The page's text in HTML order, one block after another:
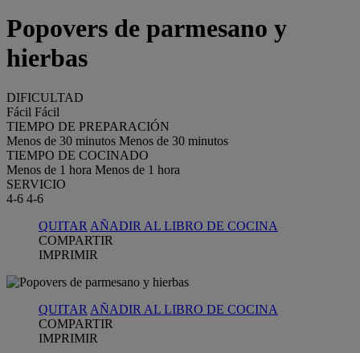
Popovers de parmesano y
hierbas
DIFICULTAD
Fácil Fácil
TIEMPO DE PREPARACIÓN
Menos de 30 minutos Menos de 30 minutos
TIEMPO DE COCINADO
Menos de 1 hora Menos de 1 hora
SERVICIO
4-6 4-6
QUITAR AÑADIR AL LIBRO DE COCINA
COMPARTIR
IMPRIMIR
QUITAR AÑADIR AL LIBRO DE COCINA
COMPARTIR
IMPRIMIR